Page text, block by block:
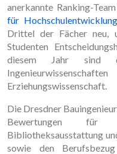
anerkannte Ranking-
für Hochschulentwicklung
Drittel der Fächer neu,
Studenten
diesem Jahr
Erziehungswissenschaft.
Die Dresdner
Bewertungen für
Bibliotheksausstattung
sowie den